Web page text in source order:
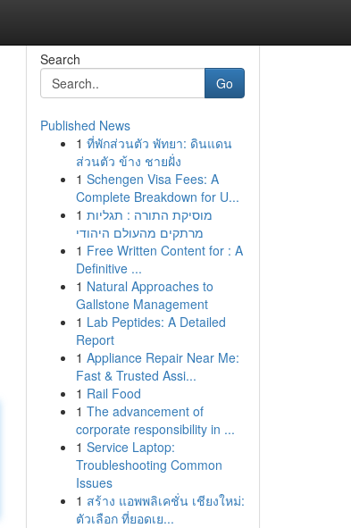
Search
Go
Published News
1 ที่พักส่วนตัว พัทยา: ดินแดน
ส่วนตัว ข้าง ชายฝั่ง
1 Schengen Visa Fees: A
Complete Breakdown for U...
1 מוסיקת התורה : תגליות
מרתקים מהעולם היהודי
1 Free Written Content for : A
Definitive ...
1 Natural Approaches to
Gallstone Management
1 Lab Peptides: A Detailed
Report
1 Appliance Repair Near Me:
Fast & Trusted Assi...
1 Rail Food
1 The advancement of
corporate responsibility in ...
1 Service Laptop:
Troubleshooting Common
Issues
1 สร้าง แอพพลิเคชั่น เชียงใหม่:
ตัวเลือก ที่ยอดเย...